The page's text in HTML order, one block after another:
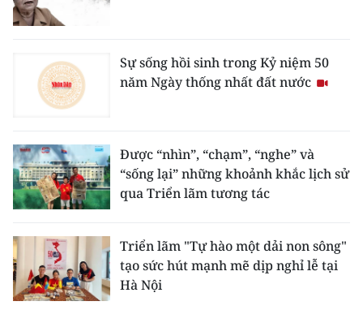
Sự sống hồi sinh trong Kỷ niệm 50
năm Ngày thống nhất đất nước
Được “nhìn”, “chạm”, “nghe” và
“sống lại” những khoảnh khắc lịch sử
qua Triển lãm tương tác
Triển lãm "Tự hào một dải non sông"
tạo sức hút mạnh mẽ dịp nghỉ lễ tại
Hà Nội